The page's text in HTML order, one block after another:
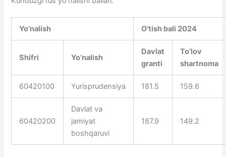
Yo’nalish O’tish bali 2024
Shifri Yo’nalish
Davlat
granti
To’lov
shartnoma
60420100 Yurisprudensiya 181.5 159.6
60420200
Davlat va
jamiyat
boshqaruvi
187.9 149.2